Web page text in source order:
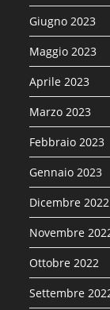
Giugno 2023
Maggio 2023
Aprile 2023
Marzo 2023
Febbraio 2023
Gennaio 2023
Dicembre 2022
Novembre
Ottobre 2022
Settembre